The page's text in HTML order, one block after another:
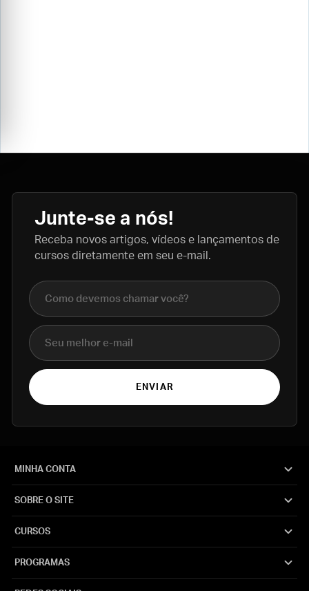
Junte-se a nós!
Receba novos artigos, vídeos e lançamentos de
cursos diretamente em seu e-mail.
Nome completo
E-mail
ENVIAR
MINHA CONTA
SOBRE O SITE
CURSOS
PROGRAMAS